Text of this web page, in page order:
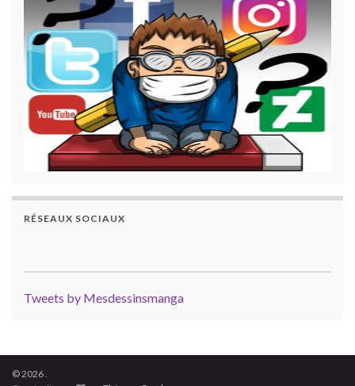
RÉSEAUX SOCIAUX
Tweets by Mesdessinsmanga
© 2026 .